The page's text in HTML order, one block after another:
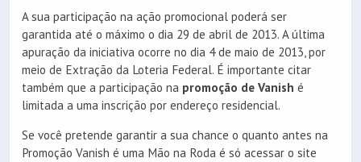
A sua participação na ação promocional poderá ser
garantida até o máximo o dia 29 de abril de 2013. A última
apuração da iniciativa ocorre no dia 4 de maio de 2013, por
meio de Extração da Loteria Federal. É importante citar
também que a participação na promoção de Vanish é
limitada a uma inscrição por endereço residencial.
Se você pretende garantir a sua chance o quanto antes na
Promoção Vanish é uma Mão na Roda é só acessar o site